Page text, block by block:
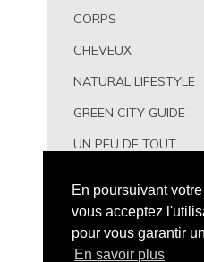
CORPS
CHEVEUX
NATURAL LIFESTYLE
GREEN CITY GUIDE
UN PEU DE TOUT
En poursuivant
vous acceptez
pour vous garantir
En savoir plus